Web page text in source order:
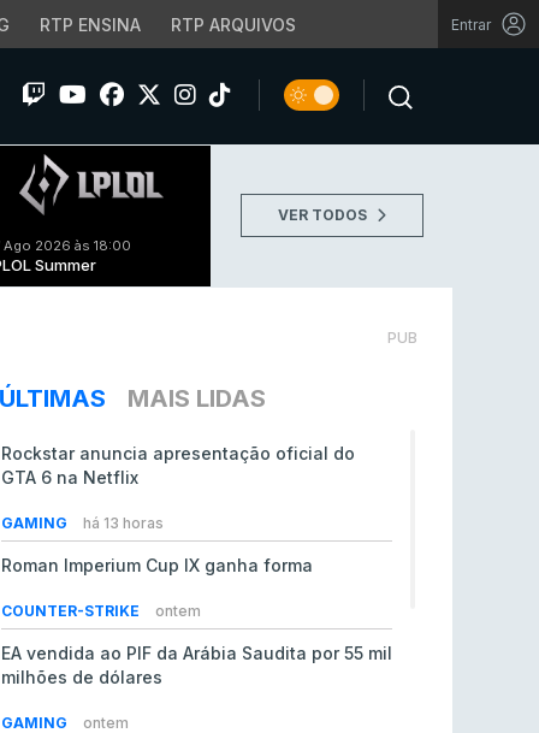
RTP ENSINA RTP ARQUIVOS Entrar
Ago 2026 às 18:00
Summer
VER TODOS
PUB
ÚLTIMAS MAIS LIDAS
Rockstar anuncia apresentação oficial do
GTA 6 na Netflix
GAMING há 13 horas
Roman Imperium Cup IX ganha forma
COUNTER-STRIKE ontem
EA vendida ao PIF da Arábia Saudita por 55 mil
milhões de dólares
GAMING ontem